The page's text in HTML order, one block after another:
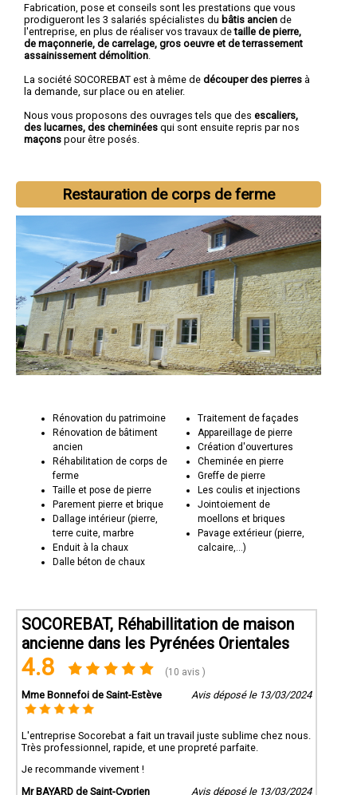
Fabrication, pose et conseils sont les prestations que vous
prodigueront les 3 salariés spécialistes du bâtis ancien de
l'entreprise, en plus de réaliser vos travaux detaille de pierre,
de maçonnerie, de carrelage, gros oeuvre et de terrassement
assainissement démolition
La société SOCOREBAT est à même de découper des pierres à
la demande, sur place ou en atelier.
Nous vous proposons des ouvrages tels que des escaliers,
des lucarnes, des cheminées qui sont ensuite repris par nos
maçons pour être posés.
Restauration de corps de ferme
Rénovation du patrimoine
Rénovation de bâtiment
ancien
Réhabilitation de corps de
ferme
Taille et pose de pierre
Parement pierre et brique
Dallage intérieur (pierre,
terre cuite, marbre
Enduit à la chaux
Dalle béton de chaux
Traitement de façades
Appareillage de pierre
Création d'ouvertures
Cheminée en pierre
Greffe de pierre
Les coulis et injections
Jointoiement de
moellons et briques
Pavage extérieur (pierre,
calcaire,...)
SOCOREBAT, Réhabillitation de maison
ancienne dans les Pyrénées Orientales
4.8 (10 avis )
Mme Bonnefoi de Saint-Estève Avis déposé le 13/03/2024
L'entreprise Socorebat a fait un travail juste sublime chez nous.
Très professionnel, rapide, et une propreté parfaite.
Je recommande vivement !
Mr BAYARD de Saint-Cyprien
Avis déposé le 13/03/2024